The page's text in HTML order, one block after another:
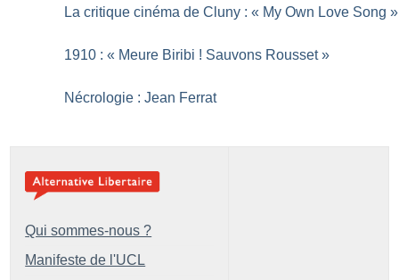
La critique cinéma de Cluny : « My Own Love Song »
1910 : « Meure Biribi ! Sauvons Rousset »
Nécrologie : Jean Ferrat
Qui sommes-nous ?
Manifeste de l'UCL